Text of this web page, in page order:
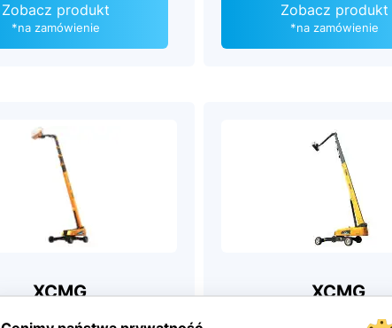
Zobacz produkt
*na zamówienie
Zobacz produkt
*na zamówienie
XCMG
XGS58E1
XCMG